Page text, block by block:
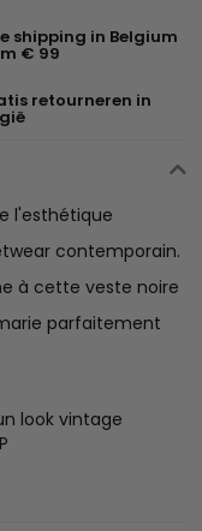
shipping in Belgium
€ 99
retourneren in
l'esthétique
contemporain.
à cette veste noire
parfaitement
look vintage